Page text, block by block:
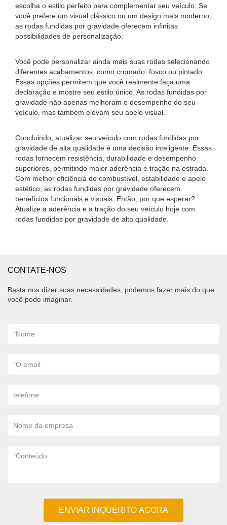
escolha o estilo perfeito para complementar seu veículo. Se
você prefere um visual clássico ou um design mais moderno,
as rodas fundidas por gravidade oferecem infinitas
possibilidades de personalização.
Você pode personalizar ainda mais suas rodas selecionando
diferentes acabamentos, como cromado, fosco ou pintado.
Essas opções permitem que você realmente faça uma
declaração e mostre seu estilo único. As rodas fundidas por
gravidade não apenas melhoram o desempenho do seu
veículo, mas também elevam seu apelo visual.
Concluindo, atualizar seu veículo com rodas fundidas por
gravidade de alta qualidade é uma decisão inteligente. Essas
rodas fornecem resistência, durabilidade e desempenho
superiores, permitindo maior aderência e tração na estrada.
Com melhor eficiência de combustível, estabilidade e apelo
estético, as rodas fundidas por gravidade oferecem
benefícios funcionais e visuais. Então, por que esperar?
Atualize a aderência e a tração do seu veículo hoje com
rodas fundidas por gravidade de alta qualidade.
CONTATE-NOS
Basta nos dizer suas necessidades, podemos fazer mais do que
você pode imaginar.
*Nome
*O email
telefone
Nome da empresa
*Conteúdo
ENVIAR INQUÉRITO AGORA